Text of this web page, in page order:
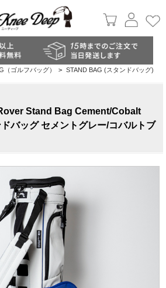
（ゴルフバッグ） > STAND BAG (スタンドバッグ)
Stand Bag Cement/Cobalt
バッグ セメントグレー/コバルトブ